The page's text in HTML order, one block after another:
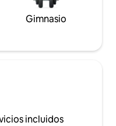
Gimnasio
incluidos